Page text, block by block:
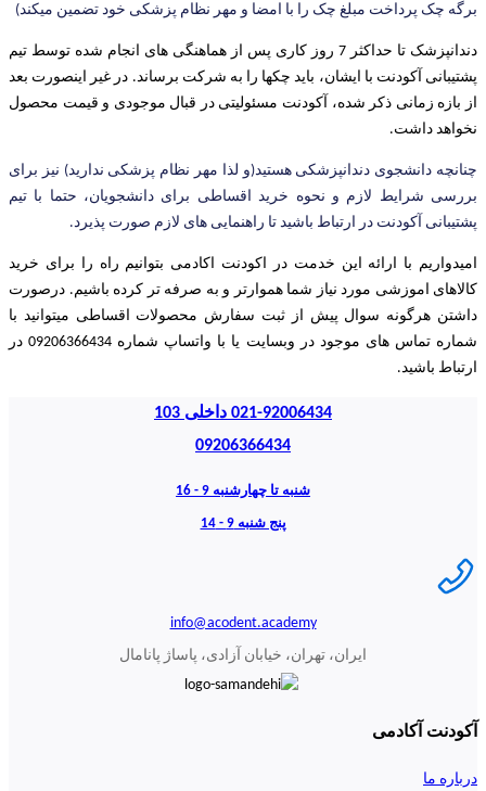
برگه چک پرداخت مبلغ چک را با امضا و مهر نظام پزشکی خود تضمین میکند)
دندانپزشک تا حداکثر 7 روز کاری پس از هماهنگی های انجام شده توسط تیم
پشتیبانی آکودنت با ایشان، باید چکها را به شرکت برساند. در غیر اینصورت بعد
از بازه زمانی ذکر شده، آکودنت مسئولیتی در قبال موجودی و قیمت محصول
نخواهد داشت.
چنانچه دانشجوی دندانپزشکی هستید(و لذا مهر نظام پزشکی ندارید) نیز برای
بررسی شرایط لازم و نحوه خرید اقساطی برای دانشجویان، حتما با تیم
پشتیبانی آکودنت در ارتباط باشید تا راهنمایی های لازم صورت پذیرد.
امیدواریم با ارائه این خدمت در اکودنت اکادمی بتوانیم راه را برای خرید
کالاهای اموزشی مورد نیاز شما هموارتر و به صرفه تر کرده باشیم. درصورت
داشتن هرگونه سوال پیش از ثبت سفارش محصولات اقساطی میتوانید با
شماره تماس های موجود در وبسایت یا با واتساپ شماره 09206366434 در
ارتباط باشید.
021-92006434 داخلی 103
09206366434
شنبه تا چهارشنبه 9 - 16
پنج شنبه 9 - 14
info@acodent.academy
ایران، تهران، خیابان آزادی، پاساژ پانامال
آکودنت آکادمی
درباره ما